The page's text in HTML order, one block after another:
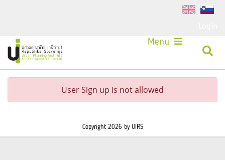
Menu
User Sign up is not allowed
Copyright 2026 by UIRS